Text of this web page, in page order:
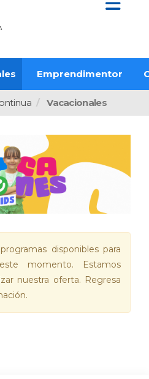
Emprendimentor
Vacacionales
disponibles para
momento. Estamos
nuestra oferta. Regresa